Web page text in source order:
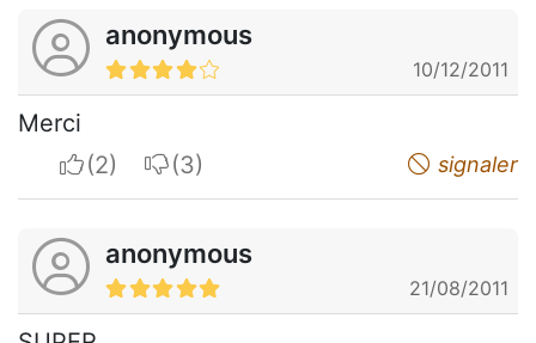
anonymous
10/12/2011
Merci
I apreciateI do not appreciate signaler
anonymous
21/08/2011